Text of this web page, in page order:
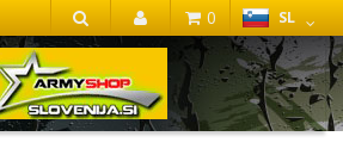
IŠČI
SL
0